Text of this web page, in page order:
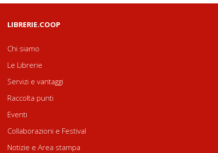
LIBRERIE.COOP
Chi siamo
Le Librerie
Servizi e vantaggi
Raccolta punti
Eventi
Collaborazioni e Festival
Notizie e Area stampa